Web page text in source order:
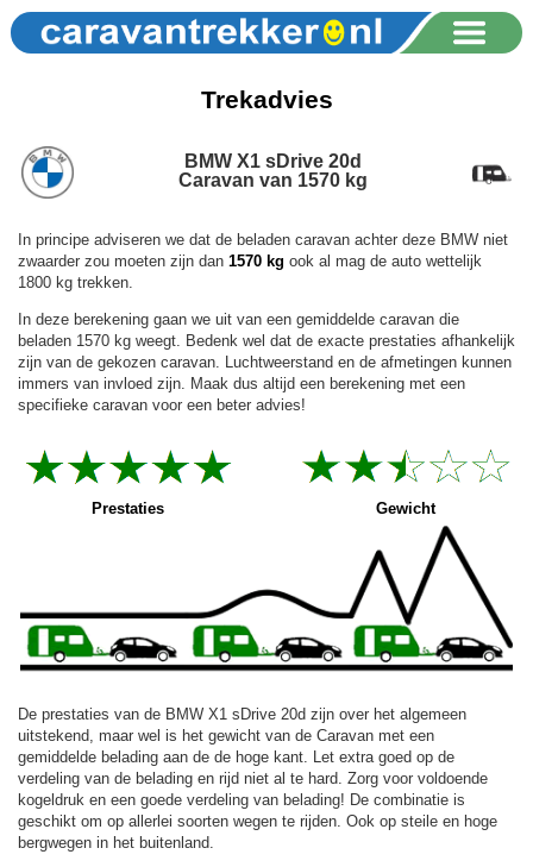
Trekadvies
BMW X1 sDrive 20d
Caravan van 1570 kg
In principe adviseren we dat de beladen caravan achter deze BMW niet
zwaarder zou moeten zijn dan 1570 kg ook al mag de auto wettelijk
1800 kg trekken.
In deze berekening gaan we uit van een gemiddelde caravan die
beladen 1570 kg weegt. Bedenk wel dat de exacte prestaties afhankelijk
zijn van de gekozen caravan. Luchtweerstand en de afmetingen kunnen
immers van invloed zijn. Maak dus altijd een berekening met een
specifieke caravan voor een beter advies!
Prestaties Gewicht
De prestaties van de BMW X1 sDrive 20d zijn over het algemeen
uitstekend, maar wel is het gewicht van de Caravan met een
gemiddelde belading aan de de hoge kant. Let extra goed op de
verdeling van de belading en rijd niet al te hard. Zorg voor voldoende
kogeldruk en een goede verdeling van belading! De combinatie is
geschikt om op allerlei soorten wegen te rijden. Ook op steile en hoge
bergwegen in het buitenland.